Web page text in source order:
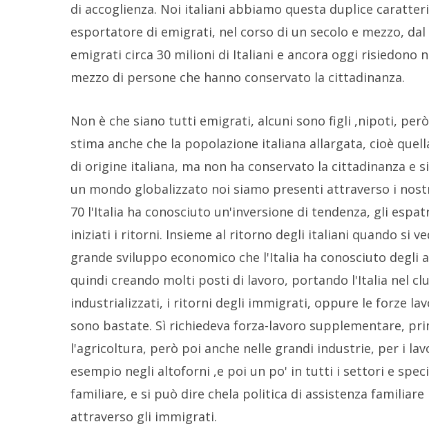
di accoglienza. Noi italiani abbiamo questa duplice
esportatore di emigrati, nel corso di un secolo e mezzo, dal
emigrati circa 30 milioni di Italiani e ancora oggi risiedono
mezzo di persone che hanno conservato la cittadinanza.
Non è che siano tutti emigrati, alcuni sono figli ,nipoti,
stima anche che la popolazione italiana allargata, cioè
di origine italiana, ma non ha conservato la cittadinanza e
un mondo globalizzato noi siamo presenti attraverso i
70 l'Italia ha conosciuto un'inversione di tendenza, gli
iniziati i ritorni. Insieme al ritorno degli italiani quando si
grande sviluppo economico che l'Italia ha conosciuto degli
quindi creando molti posti di lavoro, portando l'Italia nel
industrializzati, i ritorni degli immigrati, oppure le forze
sono bastate. Sì richiedeva forza-lavoro supplementare,
l'agricoltura, però poi anche nelle grandi industrie, per i
esempio negli altoforni ,e poi un po' in tutti i settori e
familiare, e si può dire chela politica di assistenza
attraverso gli immigrati.